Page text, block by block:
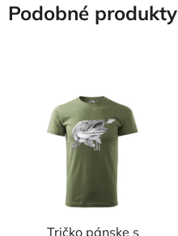
Podobné produkty
Tričko pánske s